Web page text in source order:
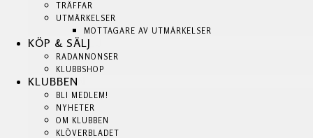
FÖRARPORTAL
RESULTAT
TRÄFFAR
UTMÄRKELSER
MOTTAGARE AV UTMÄRKELSER
KÖP & SÄLJ
RADANNONSER
KLUBBSHOP
KLUBBEN
TRÄFFAR
UTMÄRKELSER
MOTTAGARE AV UTMÄRKELSER
KÖP & SÄLJ
RADANNONSER
KLUBBSHOP
KLUBBEN
BLI MEDLEM!
NYHETER
OM KLUBBEN
KLÖVERBLADET
TRÄFFAR
UTMÄRKELSER
MOTTAGARE AV UTMÄRKELSER
KÖP & SÄLJ
RADANNONSER
KLUBBSHOP
KLUBBEN
BLI MEDLEM!
NYHETER
OM KLUBBEN
KLÖVERBLADET